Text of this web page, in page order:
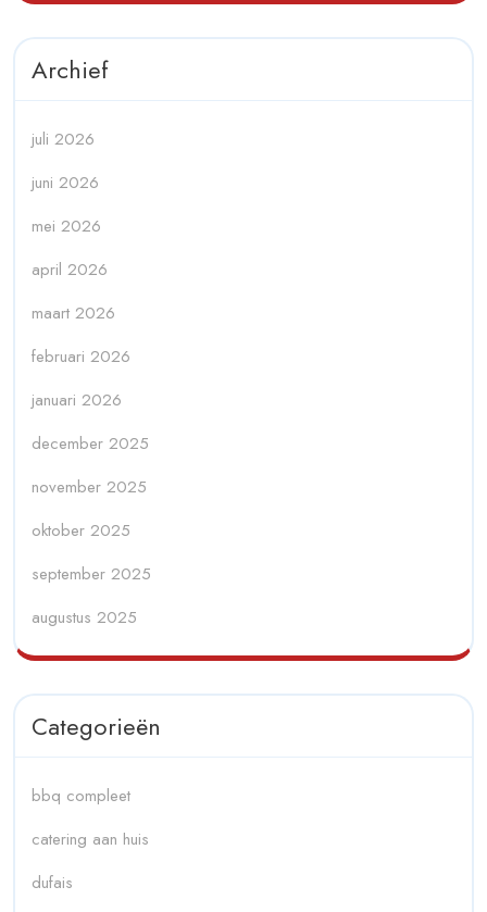
Archief
juli 2026
juni 2026
mei 2026
april 2026
maart 2026
februari 2026
januari 2026
december 2025
november 2025
oktober 2025
september 2025
augustus 2025
Categorieën
bbq compleet
catering aan huis
dufais